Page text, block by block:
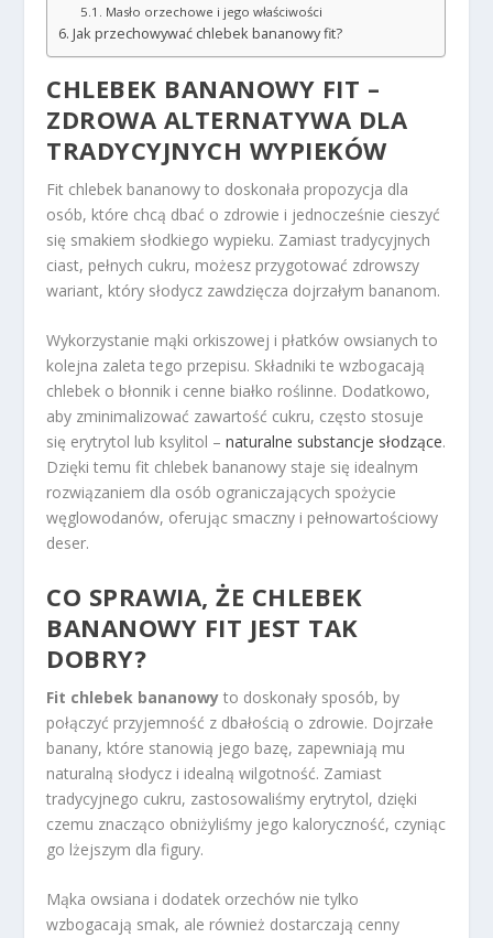
Masło orzechowe i jego właściwości
Jak przechowywać chlebek bananowy fit?
CHLEBEK BANANOWY FIT –
ZDROWA ALTERNATYWA DLA
TRADYCYJNYCH WYPIEKÓW
Fit chlebek bananowy to doskonała propozycja dla
osób, które chcą dbać o zdrowie i jednocześnie cieszyć
się smakiem słodkiego wypieku. Zamiast tradycyjnych
ciast, pełnych cukru, możesz przygotować zdrowszy
wariant, który słodycz zawdzięcza dojrzałym bananom.
Wykorzystanie mąki orkiszowej i płatków owsianych to
kolejna zaleta tego przepisu. Składniki te wzbogacają
chlebek o błonnik i cenne białko roślinne. Dodatkowo,
aby zminimalizować zawartość cukru, często stosuje
się erytrytol lub ksylitol –naturalne substancje słodzące.
Dzięki temu fit chlebek bananowy staje się idealnym
rozwiązaniem dla osób ograniczających spożycie
węglowodanów, oferując smaczny i pełnowartościowy
deser.
CO SPRAWIA, ŻE CHLEBEK
BANANOWY FIT JEST TAK
DOBRY?
Fit chlebek bananowy to doskonały sposób, by
połączyć przyjemność z dbałością o zdrowie. Dojrzałe
banany, które stanowią jego bazę, zapewniają mu
naturalną słodycz i idealną wilgotność. Zamiast
tradycyjnego cukru, zastosowaliśmy erytrytol, dzięki
czemu znacząco obniżyliśmy jego kaloryczność, czyniąc
go lżejszym dla figury.
Mąka owsiana i dodatek orzechów nie tylko
wzbogacają smak, ale również dostarczają cenny